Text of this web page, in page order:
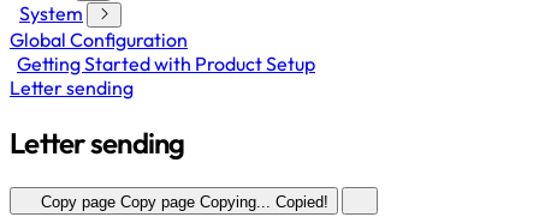
System
Global Configuration
Getting Started with Product Setup
Letter sending
Letter sending
Copy page Copy page Copying... Copied!